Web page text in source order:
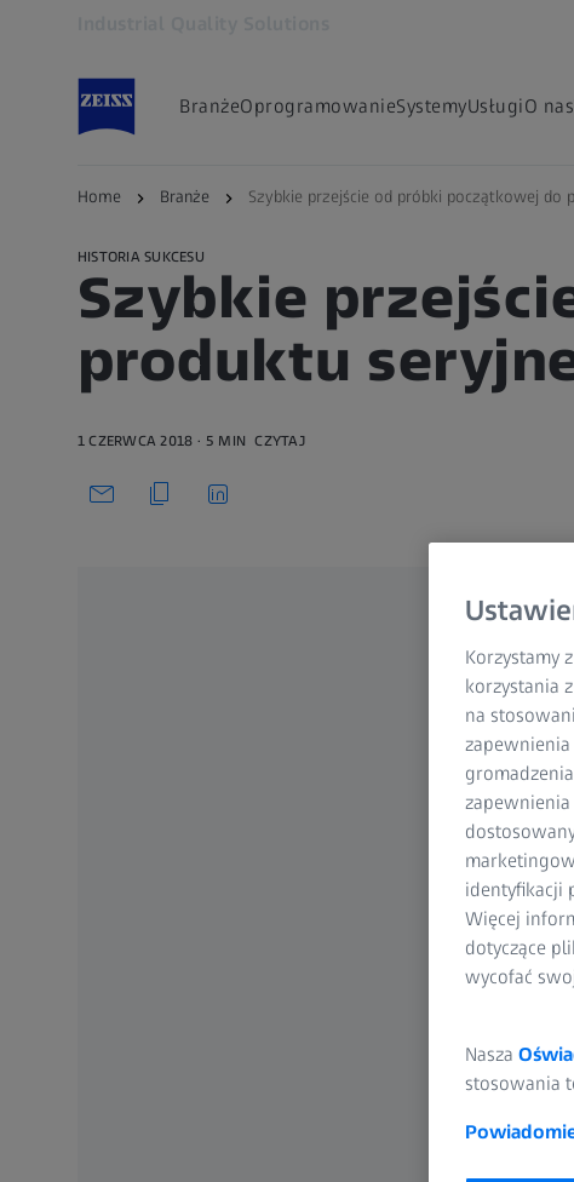
BranżeOprogramowanieSystemyUsługiO nas
Home Branże Szybkie przejście od próbki początkowej do
HISTORIA SUKCESU
Szybkie
produktu
1 CZERWCA 2018 5 MIN CZYTAJ
Korzystamy
korzystania
na
identyfikacji
Więcej
dotyczące
wycofać
Nasza
stosowania